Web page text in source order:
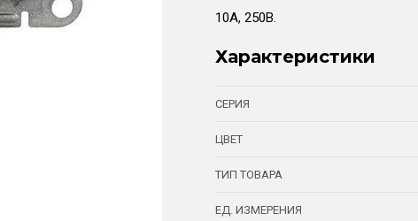
10А, 250В.
Характеристики
СЕРИЯ
ЦВЕТ
ТИП ТОВАРА
ЕД. ИЗМЕРЕНИЯ